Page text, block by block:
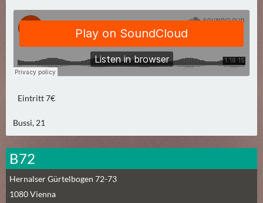
2
Ä
H
T
E
R
F
R
E
Eintritt 7€
Bussi, 21
B72
Hernalser Gürtelbogen 72-73
1080Vienna